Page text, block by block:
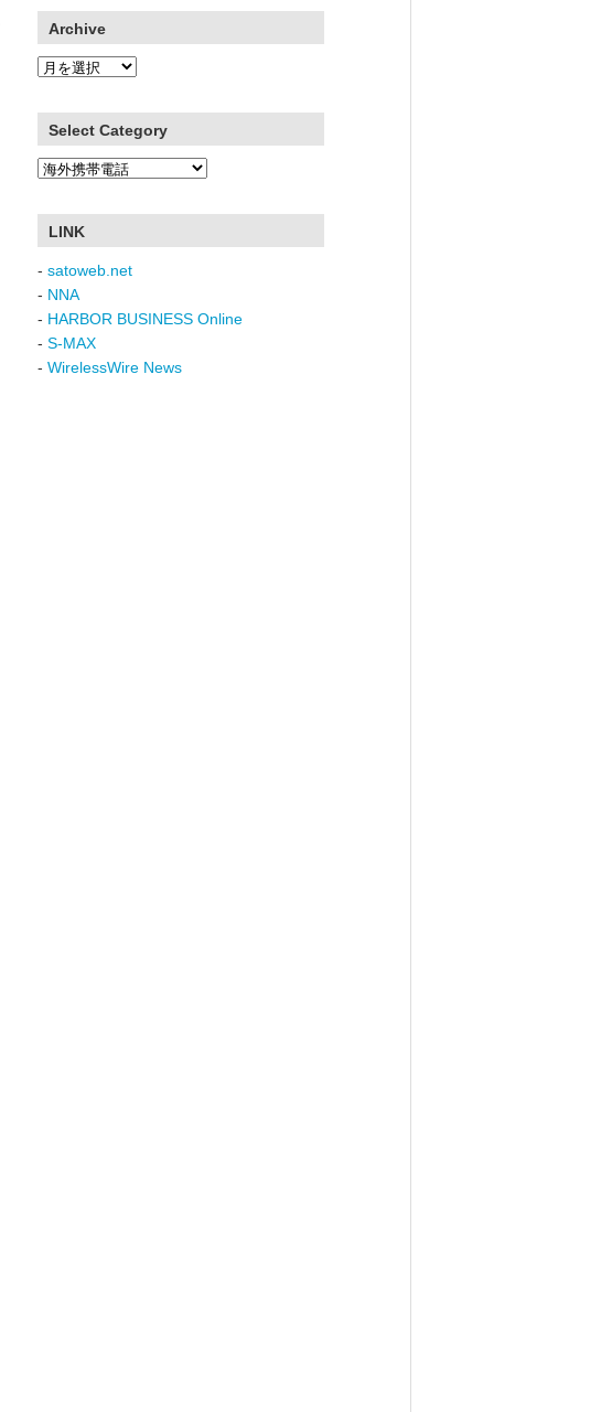
Archive
Archive
Select Category
Select
LINK
- satoweb.net
- NNA
- HARBOR BUSINESS Online
- S-MAX
- WirelessWire News